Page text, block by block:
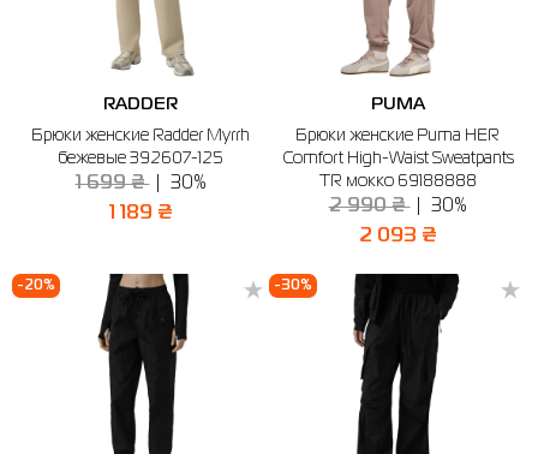
RADDER
Брюки женские Radder Myrrh
бежевые 392607-125
1 699 ₴ 30%
1 189 ₴
PUMA
Брюки женские Puma HER
Comfort High-Waist Sweatpants
TR мокко 69188888
2 990 ₴ 30%
2 093 ₴
-20% -30%